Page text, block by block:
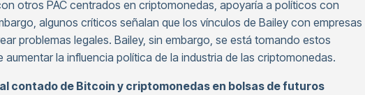
otros PAC centrados en criptomonedas, apoyaría a políticos con
algunos críticos señalan que los vínculos de Bailey con empresas
problemas legales. Bailey, sin embargo, se está tomando estos
la influencia política de la industria de las criptomonedas.
contado de Bitcoin y criptomonedas en bolsas de futuros